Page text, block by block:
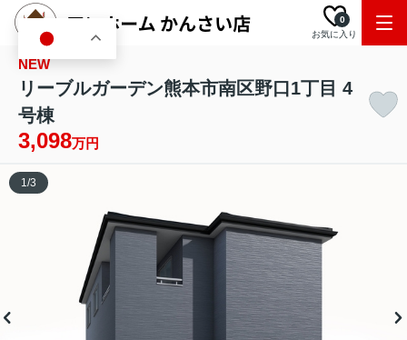
お気に入り
0
NEW
リーブルガーデン熊本市南区野口1丁目 4
号棟
3,098万円
1/3